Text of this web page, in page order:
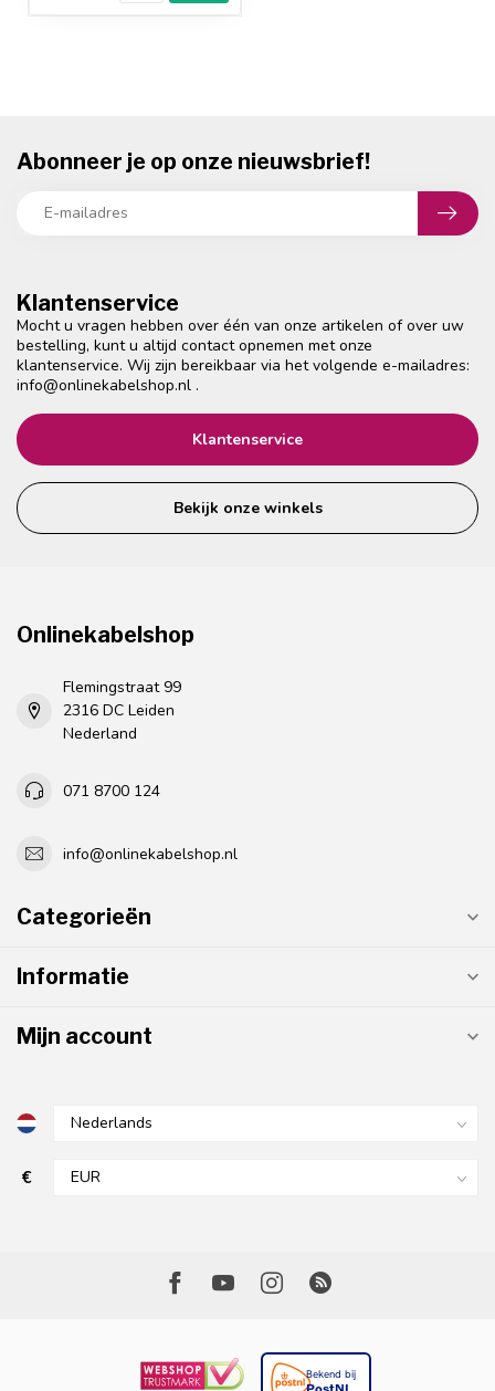
Klantenservice
Mocht u vragen hebben over één van onze artikelen of over uw
bestelling, kunt u altijd contact opnemen met onze
klantenservice. Wij zijn bereikbaar via het volgende e-mailadres:
info@onlinekabelshop.nl .
Klantenservice
Bekijk onze winkels
Abonneer je op onze nieuwsbrief!
Onlinekabelshop
Flemingstraat 99
2316 DC Leiden
Nederland
071 8700 124
info@onlinekabelshop.nl
Categorieën
Informatie
Mijn account
€